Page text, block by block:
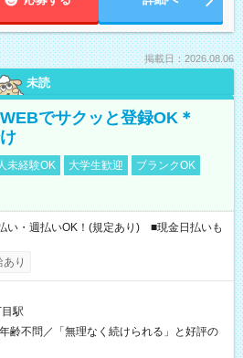
掲載日：2026.08.06
未読
でサクッと登録OK＊
未経験OK 大学生歓迎
ブランクOK
・週払いOK！(規定あり) ■現金日払いも
り
駅
齢不問／「無理なく続けられる」と好評の